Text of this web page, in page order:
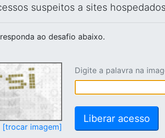
suspeitos a sites
ao desafio abaixo.
[trocar imagem]
Digite a palavra na